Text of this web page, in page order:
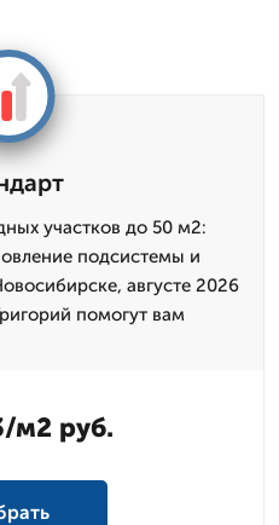
участков до 50 м2:
подсистемы и
августе 2026
помогут вам
м2 руб.